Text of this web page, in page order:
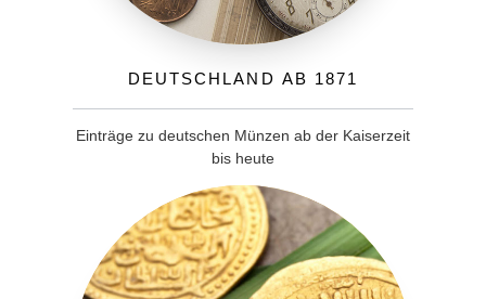
Deutschland ab 1871
Einträge zu deutschen Münzen ab der Kaiserzeit
bis heute